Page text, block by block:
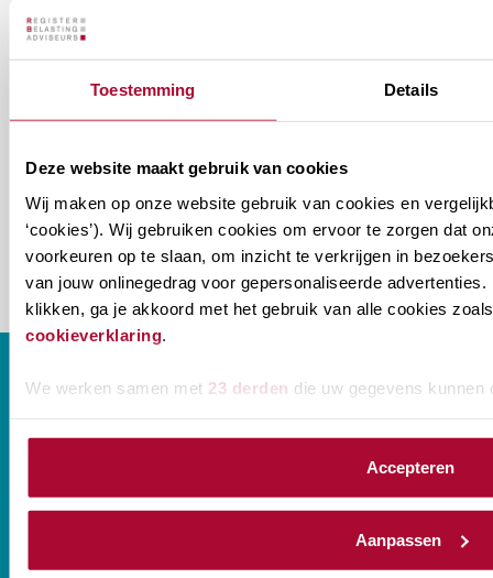
Toestemming Details
Deze website maakt gebruik van cookies
Wij maken op onze website gebruik van cookies en
‘cookies’). Wij gebruiken cookies om ervoor te zorgen dat
voorkeuren op te slaan, om inzicht te verkrijgen in
van jouw onlinegedrag voor gepersonaliseerde advertenties.
klikken, ga je akkoord met het gebruik van alle cookies
cookieverklaring
We werken samen met 23 derden die uw gegevens kunnen
Accepteren
Aanpassen
E-mailadres*
naam@bedrijf.nl
zou
je
ontvangen?
Verenigingsnieuws
2595 BM Den Haag